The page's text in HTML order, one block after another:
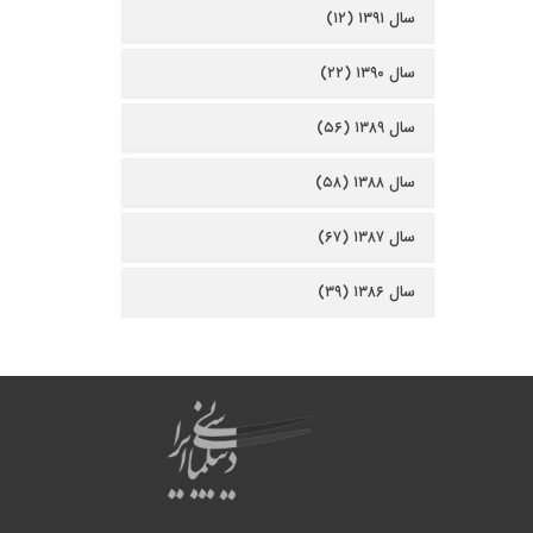
سال ۱۳۹۱ (۱۲)
سال ۱۳۹۰ (۲۲)
سال ۱۳۸۹ (۵۶)
سال ۱۳۸۸ (۵۸)
سال ۱۳۸۷ (۶۷)
سال ۱۳۸۶ (۳۹)